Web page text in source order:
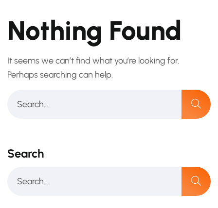
Nothing Found
It seems we can’t find what you’re looking for.
Perhaps searching can help.
Search